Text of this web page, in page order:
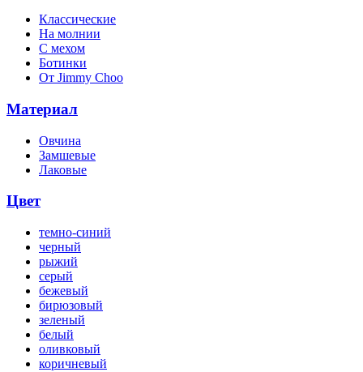
Классические
На молнии
C мехом
Ботинки
От Jimmy Choo
Материал
Овчина
Замшевые
Лаковые
Цвет
темно-синий
черный
рыжий
серый
бежевый
бирюзовый
зеленый
белый
оливковый
коричневый